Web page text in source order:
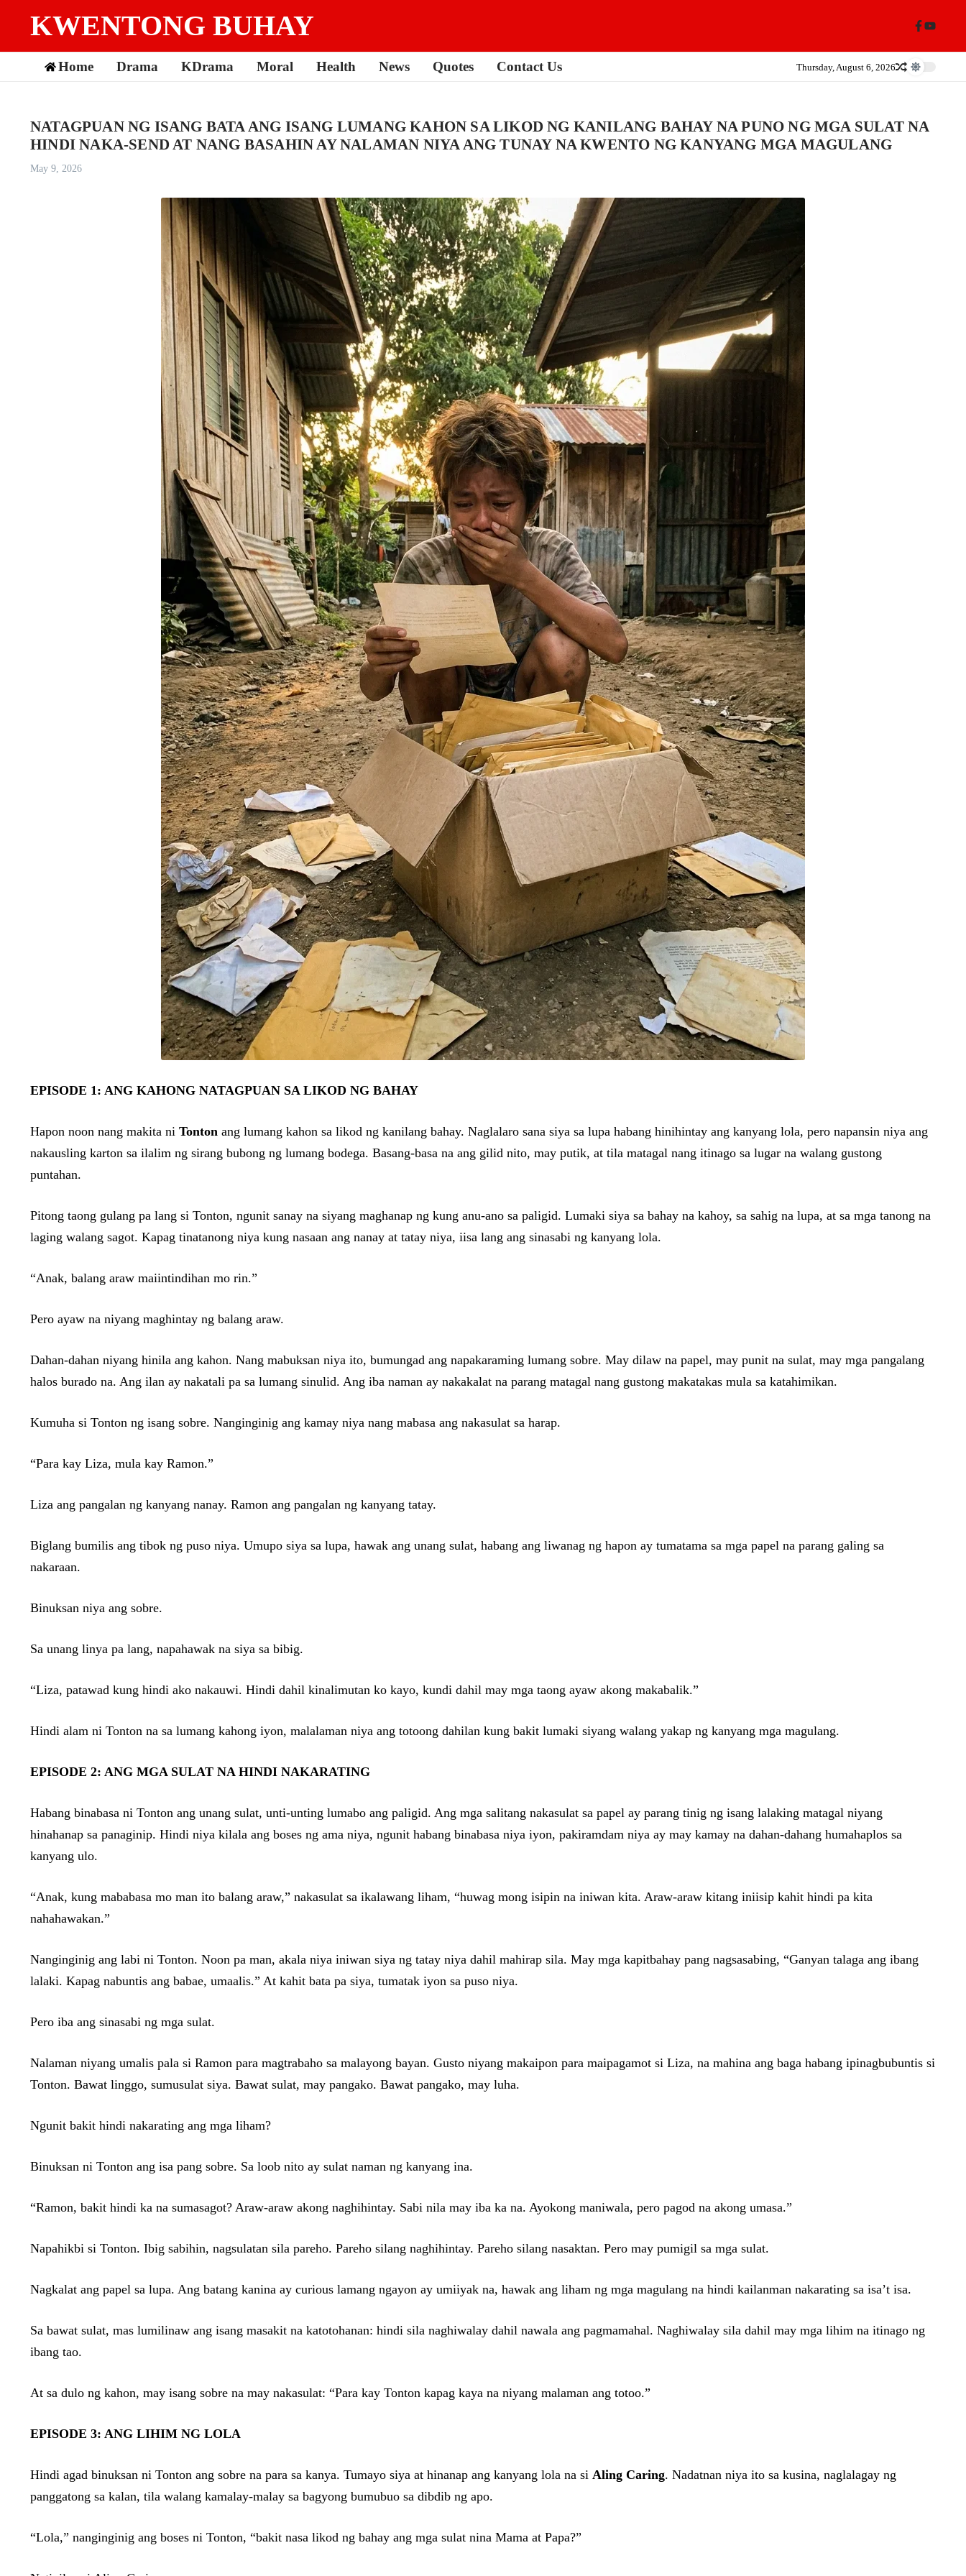
KWENTONG BUHAY
Home Drama KDrama Moral Health News Quotes Contact Us Thursday, August 6, 2026
NATAGPUAN NG ISANG BATA ANG ISANG LUMANG KAHON SA LIKOD NG KANILANG BAHAY NA PUNO NG MGA SULAT NA
HINDI NAKA-SEND AT NANG BASAHIN AY NALAMAN NIYA ANG TUNAY NA KWENTO NG KANYANG MGA MAGULANG
May 9, 2026
EPISODE 1: ANG KAHONG NATAGPUAN SA LIKOD NG BAHAY
Hapon noon nang makita ni Tonton ang lumang kahon sa likod ng kanilang bahay. Naglalaro sana siya sa lupa habang hinihintay ang kanyang lola, pero napansin niya ang
nakausling karton sa ilalim ng sirang bubong ng lumang bodega. Basang-basa na ang gilid nito, may putik, at tila matagal nang itinago sa lugar na walang gustong
puntahan.
Pitong taong gulang pa lang si Tonton, ngunit sanay na siyang maghanap ng kung anu-ano sa paligid. Lumaki siya sa bahay na kahoy, sa sahig na lupa, at sa mga tanong na
laging walang sagot. Kapag tinatanong niya kung nasaan ang nanay at tatay niya, iisa lang ang sinasabi ng kanyang lola.
“Anak, balang araw maiintindihan mo rin.”
Pero ayaw na niyang maghintay ng balang araw.
Dahan-dahan niyang hinila ang kahon. Nang mabuksan niya ito, bumungad ang napakaraming lumang sobre. May dilaw na papel, may punit na sulat, may mga pangalang
halos burado na. Ang ilan ay nakatali pa sa lumang sinulid. Ang iba naman ay nakakalat na parang matagal nang gustong makatakas mula sa katahimikan.
Kumuha si Tonton ng isang sobre. Nanginginig ang kamay niya nang mabasa ang nakasulat sa harap.
“Para kay Liza, mula kay Ramon.”
Liza ang pangalan ng kanyang nanay. Ramon ang pangalan ng kanyang tatay.
Biglang bumilis ang tibok ng puso niya. Umupo siya sa lupa, hawak ang unang sulat, habang ang liwanag ng hapon ay tumatama sa mga papel na parang galing sa
nakaraan.
Binuksan niya ang sobre.
Sa unang linya pa lang, napahawak na siya sa bibig.
“Liza, patawad kung hindi ako nakauwi. Hindi dahil kinalimutan ko kayo, kundi dahil may mga taong ayaw akong makabalik.”
Hindi alam ni Tonton na sa lumang kahong iyon, malalaman niya ang totoong dahilan kung bakit lumaki siyang walang yakap ng kanyang mga magulang.
EPISODE 2: ANG MGA SULAT NA HINDI NAKARATING
Habang binabasa ni Tonton ang unang sulat, unti-unting lumabo ang paligid. Ang mga salitang nakasulat sa papel ay parang tinig ng isang lalaking matagal niyang
hinahanap sa panaginip. Hindi niya kilala ang boses ng ama niya, ngunit habang binabasa niya iyon, pakiramdam niya ay may kamay na dahan-dahang humahaplos sa
kanyang ulo.
“Anak, kung mababasa mo man ito balang araw,” nakasulat sa ikalawang liham, “huwag mong isipin na iniwan kita. Araw-araw kitang iniisip kahit hindi pa kita
nahahawakan.”
Nanginginig ang labi ni Tonton. Noon pa man, akala niya iniwan siya ng tatay niya dahil mahirap sila. May mga kapitbahay pang nagsasabing, “Ganyan talaga ang ibang
lalaki. Kapag nabuntis ang babae, umaalis.” At kahit bata pa siya, tumatak iyon sa puso niya.
Pero iba ang sinasabi ng mga sulat.
Nalaman niyang umalis pala si Ramon para magtrabaho sa malayong bayan. Gusto niyang makaipon para maipagamot si Liza, na mahina ang baga habang ipinagbubuntis si
Tonton. Bawat linggo, sumusulat siya. Bawat sulat, may pangako. Bawat pangako, may luha.
Ngunit bakit hindi nakarating ang mga liham?
Binuksan ni Tonton ang isa pang sobre. Sa loob nito ay sulat naman ng kanyang ina.
“Ramon, bakit hindi ka na sumasagot? Araw-araw akong naghihintay. Sabi nila may iba ka na. Ayokong maniwala, pero pagod na akong umasa.”
Napahikbi si Tonton. Ibig sabihin, nagsulatan sila pareho. Pareho silang naghihintay. Pareho silang nasaktan. Pero may pumigil sa mga sulat.
Nagkalat ang papel sa lupa. Ang batang kanina ay curious lamang ngayon ay umiiyak na, hawak ang liham ng mga magulang na hindi kailanman nakarating sa isa’t isa.
Sa bawat sulat, mas lumilinaw ang isang masakit na katotohanan: hindi sila naghiwalay dahil nawala ang pagmamahal. Naghiwalay sila dahil may mga lihim na itinago ng
ibang tao.
At sa dulo ng kahon, may isang sobre na may nakasulat: “Para kay Tonton kapag kaya na niyang malaman ang totoo.”
EPISODE 3: ANG LIHIM NG LOLA
Hindi agad binuksan ni Tonton ang sobre na para sa kanya. Tumayo siya at hinanap ang kanyang lola na si Aling Caring. Nadatnan niya ito sa kusina, naglalagay ng
panggatong sa kalan, tila walang kamalay-malay sa bagyong bumubuo sa dibdib ng apo.
“Lola,” nanginginig ang boses ni Tonton, “bakit nasa likod ng bahay ang mga sulat nina Mama at Papa?”